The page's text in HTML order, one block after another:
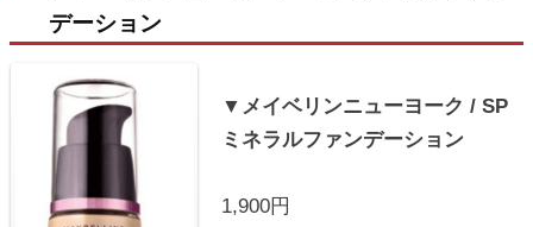
デーション
▼メイベリンニューヨーク / SP
ミネラルファンデーション
1,900円